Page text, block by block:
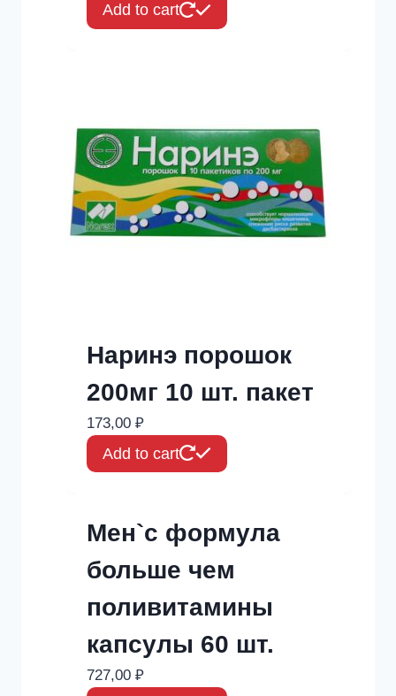
Add to cart
Наринэ порошок
200мг 10 шт. пакет
173,00 ₽
Add to cart
Мен`с формула
больше чем
поливитамины
капсулы 60 шт.
727,00 ₽